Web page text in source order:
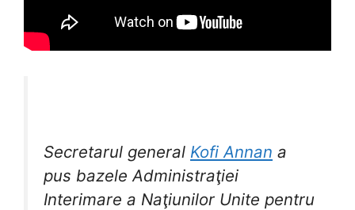
Secretarul general Kofi Annan a
pus bazele Administraţiei
Interimare a Naţiunilor Unite pentru